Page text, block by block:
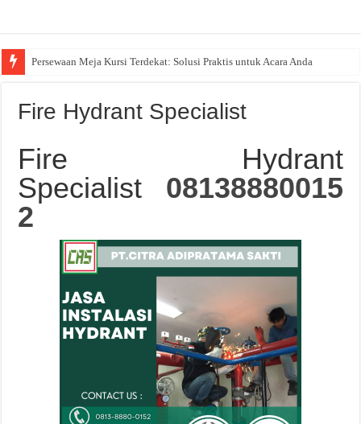
Persewaan Meja Kursi Terdekat: Solusi Praktis untuk Acara Anda
Fire Hydrant Specialist
Fire Hydrant
Specialist 08138880015
2